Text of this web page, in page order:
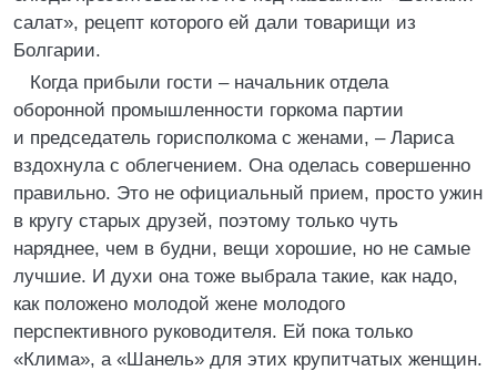
салат», рецепт которого ей дали товарищи из
Болгарии.
Когда прибыли гости – начальник отдела
оборонной промышленности горкома партии
и председатель горисполкома с женами, – Лариса
вздохнула с облегчением. Она оделась совершенно
правильно. Это не официальный прием, просто ужин
в кругу старых друзей, поэтому только чуть
наряднее, чем в будни, вещи хорошие, но не самые
лучшие. И духи она тоже выбрала такие, как надо,
как положено молодой жене молодого
перспективного руководителя. Ей пока только
«Клима», а «Шанель» для этих крупитчатых женщин.